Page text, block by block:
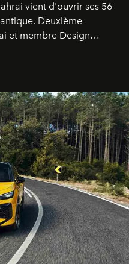
vient d'ouvrir ses 56
Deuxième
et membre Design
On y a déjeuné…